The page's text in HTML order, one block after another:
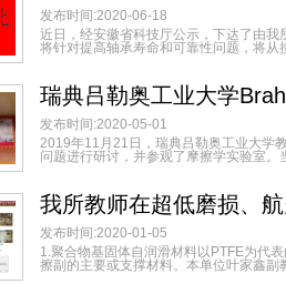
发布时间:2020-06-18
近日，经安徽省科技厅公示，下达了由
将针对提高轴承寿命和可靠性问题，将
瑞典吕勒奥工业大学
发布时间:2020-05-01
2019年11月21日，瑞典吕勒奥工业大学
问题进行研讨，并参观了摩擦学实验室
我所教师在超低磨损、
发布时间:2020-01-05
1.聚合物基固体自润滑材料以PTFE为代
擦副的主要或支撑材料。本单位叶家鑫